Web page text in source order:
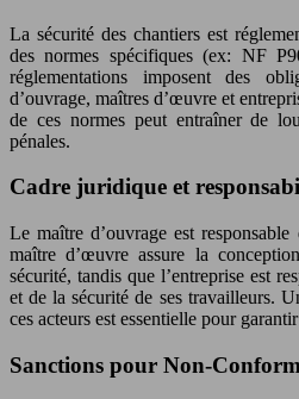
La sécurité des chantiers est
des normes spécifiques (ex: NF
réglementations imposent des
d’ouvrage, maîtres d’œuvre et
de ces normes peut entraîner de
pénales.
Cadre juridique et
Le maître d’ouvrage est
maître d’œuvre assure la
sécurité, tandis que l’entreprise est
et de la sécurité de ses travailleurs.
ces acteurs est essentielle pour
Sanctions pour Non-